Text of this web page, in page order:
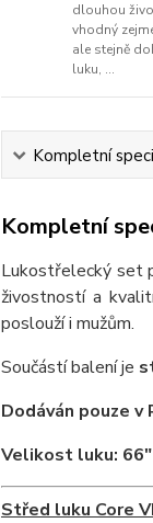
dlouhou
vhodný
ale stejně
luku, ...
Kompletní
Kompletní
Lukostřelecký set
živostností a
poslouží i mužům.
Součástí balení je
Dodáván pouze
Velikost luku: 66"
Střed luku Core